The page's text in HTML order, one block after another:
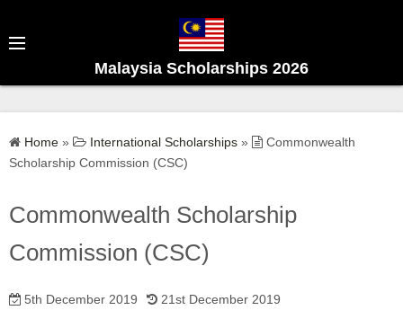
Malaysia Scholarships 2026
Home » International Scholarships »
Commonwealth
Scholarship Commission (CSC)
Commonwealth Scholarship
Commission (CSC)
5th December 2019 21st December 2019